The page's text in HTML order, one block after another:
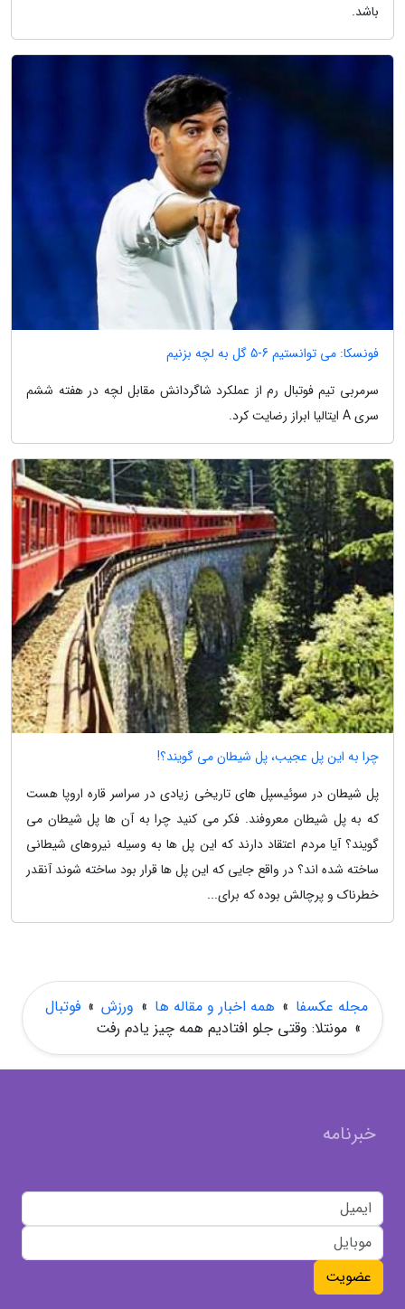
باشد.
فونسکا: می توانستیم 6-5 گل به لچه بزنیم
سرمربی تیم فوتبال رم از عملکرد شاگردانش مقابل لچه در هفته ششم
سری A ایتالیا ابراز رضایت کرد.
چرا به این پل عجیب، پل شیطان می گویند؟!
پل شیطان در سوئیسپل های تاریخی زیادی در سراسر قاره اروپا هست
که به پل شیطان معروفند. فکر می کنید چرا به آن ها پل شیطان می
گویند؟ آیا مردم اعتقاد دارند که این پل ها به وسیله نیروهای شیطانی
ساخته شده اند؟ در واقع جایی که این پل ها قرار بود ساخته شوند آنقدر
خطرناک و پرچالش بوده که برای...
مجله عکسفا » همه اخبار و مقاله ها » ورزش » فوتبال
» مونتلا: وقتی جلو افتادیم همه چیز یادم رفت
خبرنامه
عضویت